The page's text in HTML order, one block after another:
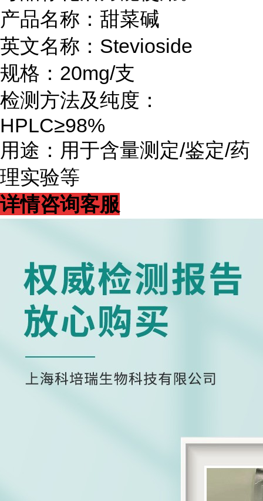
产品名称：甜菜碱
英文名称：Stevioside
规格：20mg/支
检测方法及纯度：
HPLC≥98%
用途：用于含量测定/鉴定/药
理实验等
详情咨询客服